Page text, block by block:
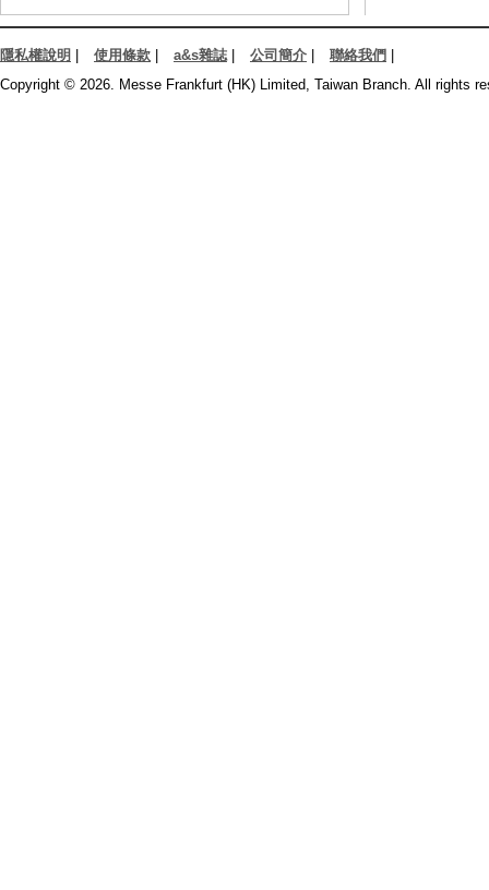
隱私權說明 使用條款 a&s雜誌| 公司簡介 聯絡我們
Copyright © 2026. Messe Frankfurt (HK) Limited, Taiwan Branch. All rights